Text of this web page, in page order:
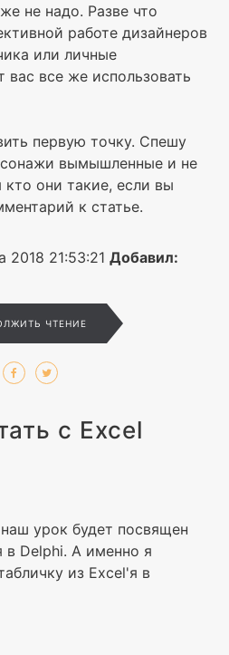
не надо. Разве что
работе дизайнеров
или личные
вас все же использовать
первую точку. Спешу
вымышленные и не
они такие, если вы
к статье.
2018 21:53:21 Добавил:
ЧТЕНИЕ
с Excel
урок будет посвящен
в Delphi. А именно я
из Excel'я в